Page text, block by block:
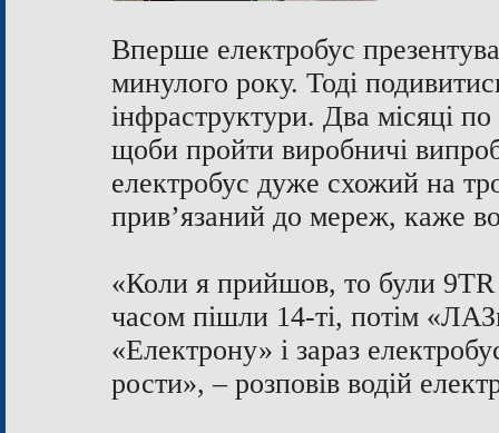
Вперше електробус
минулого року. Тоді
інфраструктури. Два місяці
щоби пройти виробничі
електробус дуже схожий на
прив’язаний до мереж, каже
«Коли я прийшов, то були 9ТR
часом пішли 14-ті, потім
«Електрону» і зараз
рости», – розповів водій